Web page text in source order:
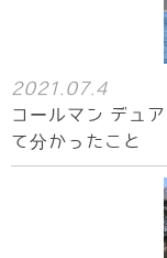
2021.07.4
コールマン デュ
て分かったこと